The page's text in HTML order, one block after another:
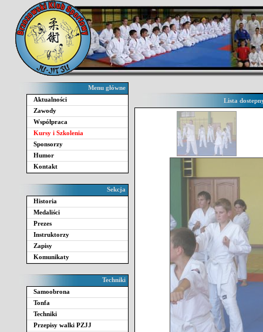
Menu główne
Aktualności
Zawody
Współpraca
Kursy i Szkolenia
Sponsorzy
Humor
Kontakt
Sekcja
Historia
Medaliści
Prezes
Instruktorzy
Zapisy
Komunikaty
Techniki
Samoobrona
Tonfa
Techniki
Przepisy walki PZJJ
Lista